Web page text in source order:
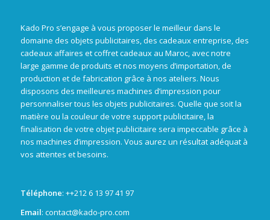
Kado Pro s’engage à vous proposer le meilleur dans le
domaine des objets publicitaires, des cadeaux entreprise, des
cadeaux affaires et coffret cadeaux au Maroc, avec notre
large gamme de produits et nos moyens d’importation, de
production et de fabrication grâce à nos ateliers. Nous
disposons des meilleures machines d’impression pour
personnaliser tous les objets publicitaires. Quelle que soit la
matière ou la couleur de votre support publicitaire, la
finalisation de votre objet publicitaire sera impeccable grâce à
nos machines d’impression. Vous aurez un résultat adéquat à
vos attentes et besoins.
Téléphone: ++212 6 13 97 41 97
Email: contact@kado-pro.com